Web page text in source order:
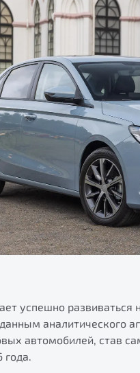
успешно
аналитического
автомобилей, став